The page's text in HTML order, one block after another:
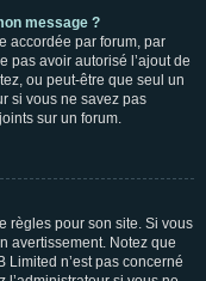
message ?
accordée par forum, par
pas avoir autorisé l’ajout de
ou peut-être que seul un
si vous ne savez pas
sur un forum.
règles pour son site. Si vous
avertissement. Notez que
Limited n’est pas concerné